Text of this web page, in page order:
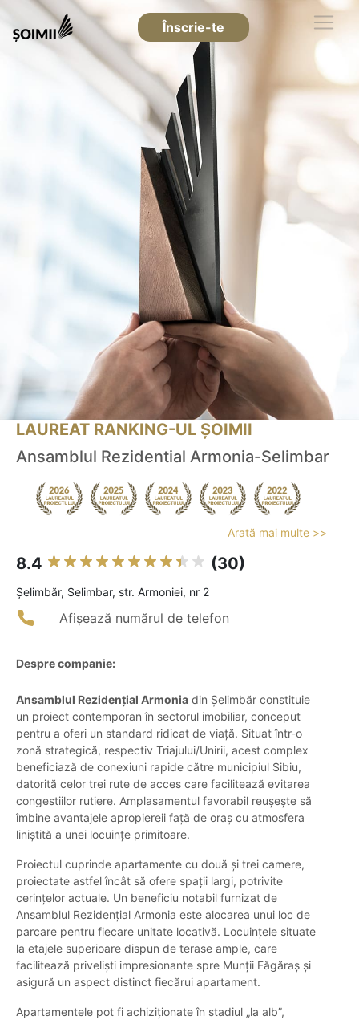
Înscrie-te
LAUREAT RANKING-UL ȘOIMII
Ansamblul Rezidential Armonia-Selimbar
Arată mai multe >>
8.4 (30)
Şelimbăr, Selimbar, str. Armoniei, nr 2
Afișează numărul de telefon
Despre companie:
Ansamblul Rezidențial Armonia din Șelimbăr constituie
un proiect contemporan în sectorul imobiliar, conceput
pentru a oferi un standard ridicat de viață. Situat într-o
zonă strategică, respectiv Triajului/Unirii, acest complex
beneficiază de conexiuni rapide către municipiul Sibiu,
datorită celor trei rute de acces care facilitează evitarea
congestiilor rutiere. Amplasamentul favorabil reușește să
îmbine avantajele apropiereii față de oraș cu atmosfera
liniștită a unei locuințe primitoare.
Proiectul cuprinde apartamente cu două și trei camere,
proiectate astfel încât să ofere spații largi, potrivite
cerințelor actuale. Un beneficiu notabil furnizat de
Ansamblul Rezidențial Armonia este alocarea unui loc de
parcare pentru fiecare unitate locativă. Locuințele situate
la etajele superioare dispun de terase ample, care
facilitează priveliști impresionante spre Munții Făgăraș și
asigură un aspect distinct fiecărui apartament.
Apartamentele pot fi achiziționate în stadiul „la alb”,